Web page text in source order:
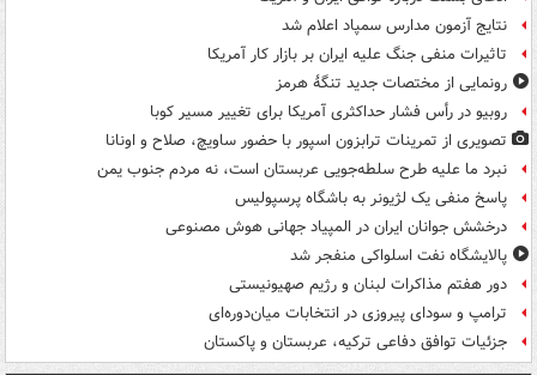
نتایج آزمون مدارس سمپاد اعلام شد
تاثیرات منفی جنگ علیه ایران بر بازار کار آمریکا
رونمایی از مختصات جدید تنگۀ هرمز
روبیو در رأس فشار حداکثری آمریکا برای تغییر مسیر کوبا
تصویری از تمرینات ترابزون اسپور با حضور ساویچ، صلاح و اونانا
نبرد ما علیه طرح سلطه‌جویی عربستان است، نه مردم جنوب یمن
پاسخ منفی یک لژیونر به باشگاه پرسپولیس
درخشش جوانان ایران در المپیاد جهانی هوش مصنوعی
پالایشگاه نفت اسلواکی منفجر شد
دور هفتم مذاکرات لبنان و رژیم صهیونیستی
ترامپ و سودای پیروزی در انتخابات میان‌دوره‌ای
جزئیات توافق دفاعی ترکیه، عربستان و پاکستان